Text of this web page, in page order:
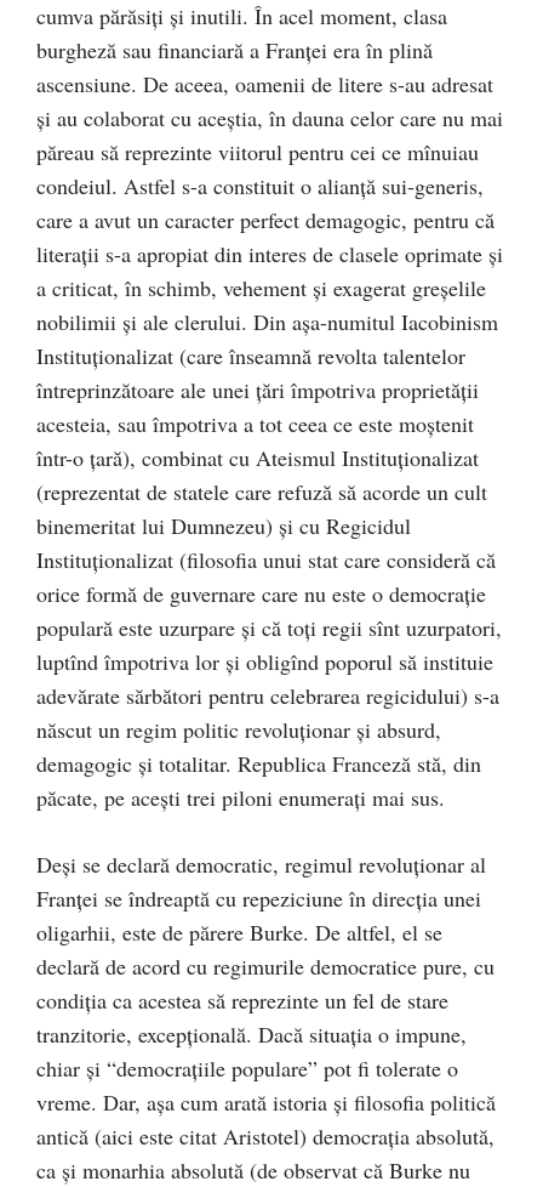
cumva părăsiţi şi inutili. În acel moment, clasa
burgheză sau financiară a Franţei era în plină
ascensiune. De aceea, oamenii de litere s-au adresat
şi au colaborat cu aceştia, în dauna celor care nu mai
păreau să reprezinte viitorul pentru cei ce mînuiau
condeiul. Astfel s-a constituit o alianţă sui-generis,
care a avut un caracter perfect demagogic, pentru că
literaţii s-a apropiat din interes de clasele oprimate şi
a criticat, în schimb, vehement şi exagerat greşelile
nobilimii şi ale clerului. Din aşa-numitul Iacobinism
Instituţionalizat (care înseamnă revolta talentelor
întreprinzătoare ale unei ţări împotriva proprietăţii
acesteia, sau împotriva a tot ceea ce este moştenit
într-o ţară), combinat cu Ateismul Instituţionalizat
(reprezentat de statele care refuză să acorde un cult
binemeritat lui Dumnezeu) şi cu Regicidul
Instituţionalizat (filosofia unui stat care consideră că
orice formă de guvernare care nu este o democraţie
populară este uzurpare şi că toţi regii sînt uzurpatori,
luptînd împotriva lor şi obligînd poporul să instituie
adevărate sărbători pentru celebrarea regicidului) s-a
născut un regim politic revoluţionar şi absurd,
demagogic şi totalitar. Republica Franceză stă, din
păcate, pe aceşti trei piloni enumeraţi mai sus.
Deşi se declară democratic, regimul revoluţionar al
Franţei se îndreaptă cu repeziciune în direcţia unei
oligarhii, este de părere Burke. De altfel, el se
declară de acord cu regimurile democratice pure, cu
condiţia ca acestea să reprezinte un fel de stare
tranzitorie, excepţională. Dacă situaţia o impune,
chiar şi “democraţiile populare” pot fi tolerate o
vreme. Dar, aşa cum arată istoria şi filosofia politică
antică (aici este citat Aristotel) democraţia absolută,
ca şi monarhia absolută (de observat că Burke nu